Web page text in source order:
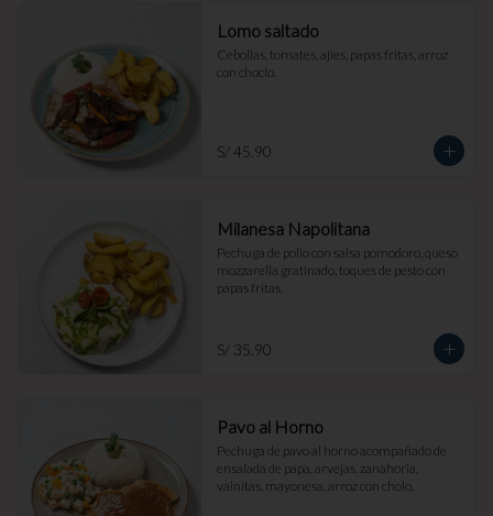
Lomo saltado
Cebollas, tomates, ajíes, papas fritas, arroz
con choclo.
S/ 45.90
Milanesa Napolitana
Pechuga de pollo con salsa pomodoro, queso
mozzarella gratinado, toques de pesto con
papas fritas.
S/ 35.90
Pavo al Horno
Pechuga de pavo al horno acompañado de
ensalada de papa, arvejas, zanahoria,
vainitas, mayonesa, arroz con cholo.